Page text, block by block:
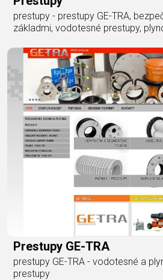
prestupy - prestupy GE-TRA,
základmi, vodotesné prestupy,
Prestupy GE-TRA
prestupy GE-TRA - vodotesné a
prestupy